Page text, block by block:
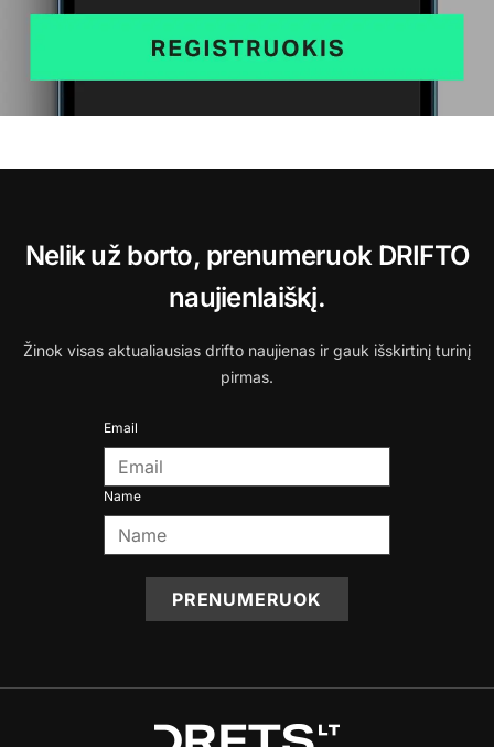
Nelik už borto, prenumeruok DRIFTO
naujienlaiškį.
Žinok visas aktualiausias drifto naujienas ir gauk išskirtinį turinį
pirmas.
Email
Name
PRENUMERUOK